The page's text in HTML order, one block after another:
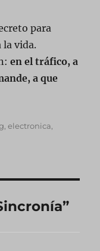
para
vida.
en el tráfico, a
a que
,electronica